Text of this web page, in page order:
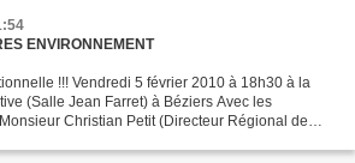
ENVIRONNEMENT
!!! Vendredi 5 février 2010 à 18h30 à la
(Salle Jean Farret) à Béziers Avec les
Christian Petit (Directeur Régional de